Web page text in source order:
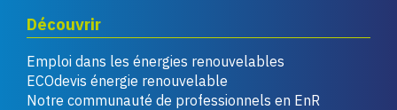
Découvrir
Emploi dans les énergies renouvelables
ECOdevis énergie renouvelable
Notre communauté de professionnels en EnR